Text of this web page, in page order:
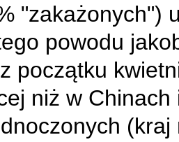
"zakażonych")
powodu
początku
niż w Chinach
(kraj